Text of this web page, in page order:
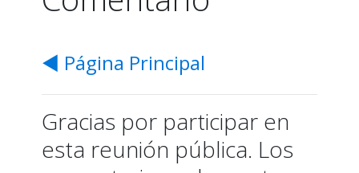
Periodo de
◀ Página Principal
Gracias por participar en
esta reunión pública. Los